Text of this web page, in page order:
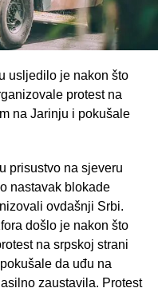
usljedilo je nakon što
protest na
na Jarinju i pokušale
prisustvo na sjeveru
nastavak blokade
ovdašnji Srbi.
došlo je nakon što
na srpskoj strani
da uđu na
zaustavila. Protest